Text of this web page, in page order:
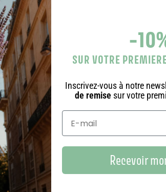
PANIER DES SENS ?
DU SAVON SOLIDE
POUR LE CORPS ET LES MAINS ?
?
-
SUR VOTRE
Inscrivez-vous à notre
de remise sur votre
Recevoir